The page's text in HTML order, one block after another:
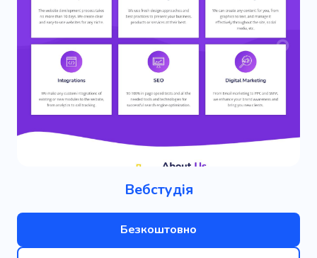
Вебстудія
Безкоштовно